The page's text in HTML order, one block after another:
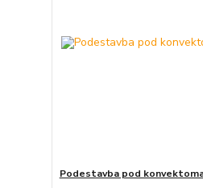
Podestavba pod